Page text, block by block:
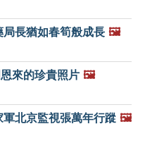
局長猶如春筍般成長 🖼️
來的珍貴照片 🖼️
北京監視張萬年行蹤 🖼️